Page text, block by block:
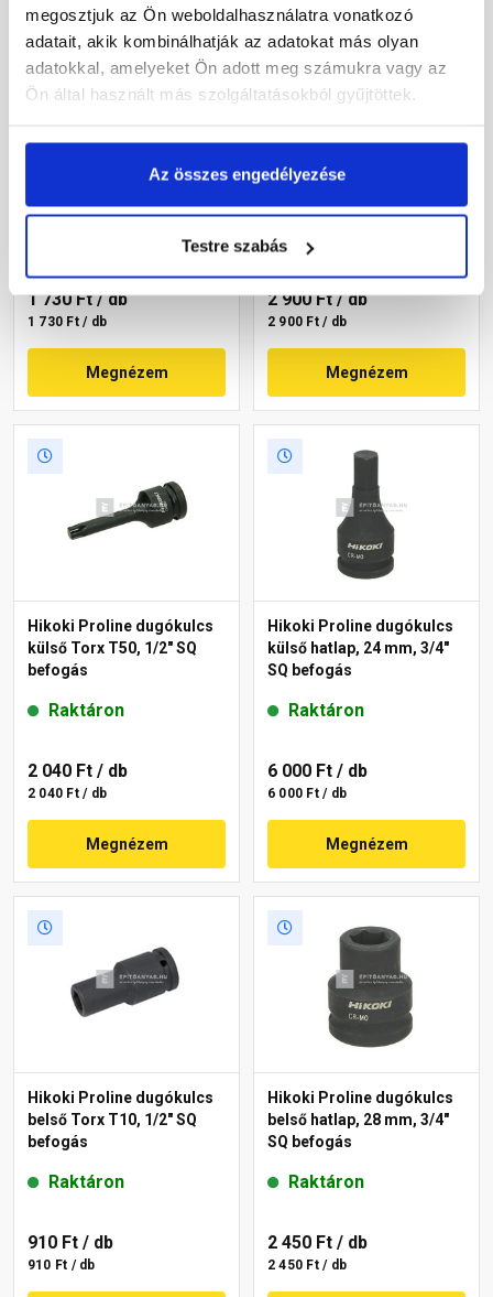
megosztjuk az Ön weboldalhasználatra vonatkozó
adatait, akik kombinálhatják az adatokat más olyan
adatokkal, amelyeket Ön adott meg számukra vagy az
Ön által használt más szolgáltatásokból gyűjtöttek.
Az összes engedélyezése
Testre szabás
belső hatlap, 25 mm, 1/2"
1 730 Ft/ db
1 730 Ft / db
Megnézem
belső hatlap 5/16", 1/4" HEX
Raktáron
2 900 Ft/ db
2 900 Ft / db
Megnézem
Hikoki Proline dugókulcs
külső Torx T50, 1/2" SQ
befogás
Raktáron
2 040 Ft / db
2 040 Ft / db
Megnézem
Hikoki Proline dugókulcs
külső hatlap, 24 mm, 3/4"
SQ befogás
Raktáron
6 000 Ft / db
6 000 Ft / db
Megnézem
Hikoki Proline dugókulcs
belső Torx T10, 1/2" SQ
befogás
Raktáron
910 Ft / db
910 Ft / db
Hikoki Proline dugókulcs
belső hatlap, 28 mm, 3/4"
SQ befogás
Raktáron
2 450 Ft / db
2 450 Ft / db